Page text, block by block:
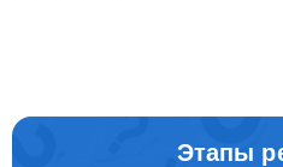
Этапы